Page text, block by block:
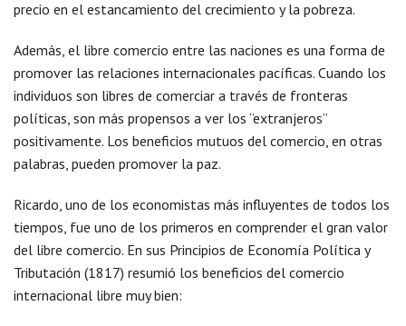
precio en el estancamiento del crecimiento y la pobreza.
Además, el libre comercio entre las naciones es una forma de
promover las relaciones internacionales pacíficas. Cuando los
individuos son libres de comerciar a través de fronteras
políticas, son más propensos a ver los “extranjeros”
positivamente. Los beneficios mutuos del comercio, en otras
palabras, pueden promover la paz.
Ricardo, uno de los economistas más influyentes de todos los
tiempos, fue uno de los primeros en comprender el gran valor
del libre comercio. En sus Principios de Economía Política y
Tributación (1817) resumió los beneficios del comercio
internacional libre muy bien: